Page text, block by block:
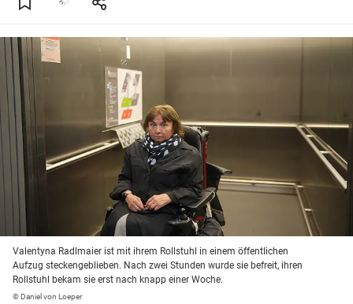
Valentyna Radlmaier ist mit ihrem Rollstuhl in einem öffentlichen
Aufzug steckengeblieben. Nach zwei Stunden wurde sie befreit, ihren
Rollstuhl bekam sie erst nach knapp einer Woche.
© Daniel von Loeper